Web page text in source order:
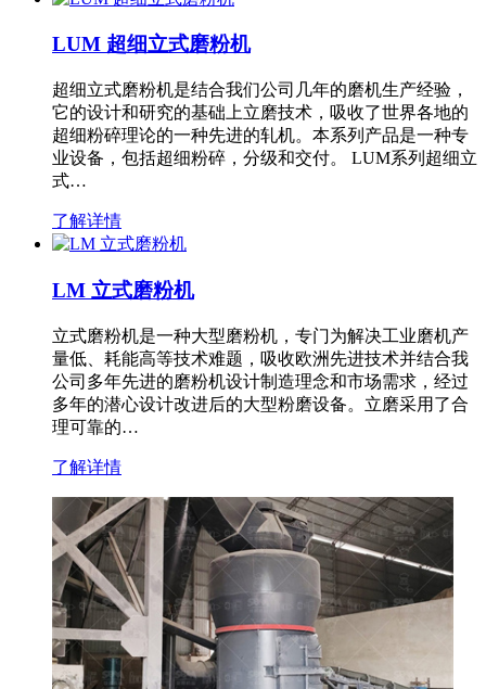
LUM 超细立式磨粉机
超细立式磨粉机是结合我们公司几年的磨机生产经验，
它的设计和研究的基础上立磨技术，吸收了世界各地的
超细粉碎理论的一种先进的轧机。本系列产品是一种专
业设备，包括超细粉碎，分级和交付。 LUM系列超细立
式…
了解详情
LM 立式磨粉机
立式磨粉机是一种大型磨粉机，专门为解决工业磨机产
量低、耗能高等技术难题，吸收欧洲先进技术并结合我
公司多年先进的磨粉机设计制造理念和市场需求，经过
多年的潜心设计改进后的大型粉磨设备。立磨采用了合
理可靠的…
了解详情